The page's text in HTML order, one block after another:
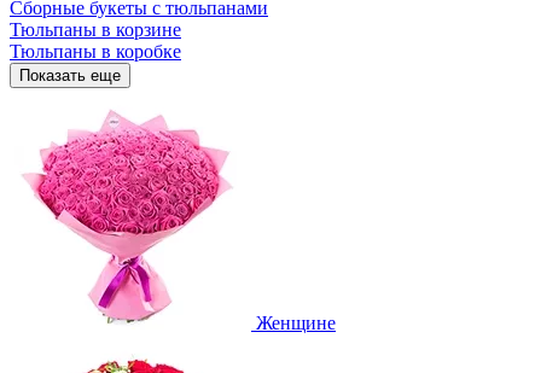
Сборные букеты с тюльпанами
Тюльпаны в корзине
Тюльпаны в коробке
Показать еще
Женщине